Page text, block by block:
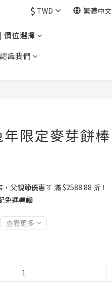
$ TWD 繁體中文
價位選擇
認識我們
限定麥芽餅棒
，父親節優惠👔 滿 $2588 88 折！
免運🚚🛍️
查看更多